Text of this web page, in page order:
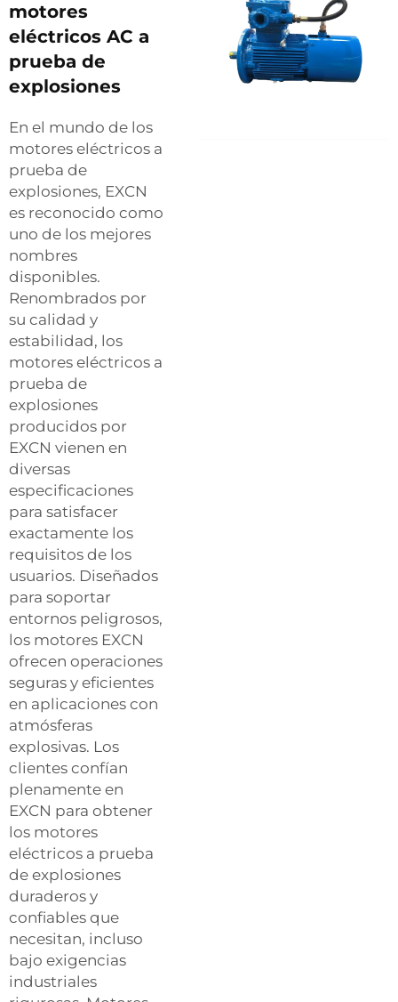
motores
eléctricos AC a
prueba de
explosiones
En el mundo de los
motores eléctricos a
prueba de
explosiones, EXCN
es reconocido como
uno de los mejores
nombres
disponibles.
Renombrados por
su calidad y
estabilidad, los
motores eléctricos a
prueba de
explosiones
producidos por
EXCN vienen en
diversas
especificaciones
para satisfacer
exactamente los
requisitos de los
usuarios. Diseñados
para soportar
entornos peligrosos,
los motores EXCN
ofrecen operaciones
seguras y eficientes
en aplicaciones con
atmósferas
explosivas. Los
clientes confían
plenamente en
EXCN para obtener
los motores
eléctricos a prueba
de explosiones
duraderos y
confiables que
necesitan, incluso
bajo exigencias
industriales